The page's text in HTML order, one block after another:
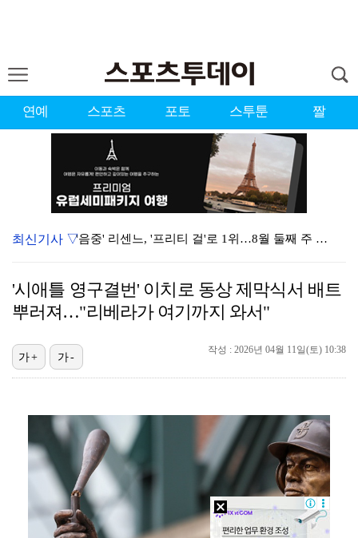
연예 스포츠 포토 스투툰 짤
'음중' 리센느, '프리티 걸'로 1위…8월 둘째 주 …
강채연, 제주삼다수 3R 선두 질주…서어진·장은수 1타…
아이들, '톰보이'까지 MV 4억뷰 돌파…통산 3번째 …
"큰 섭섭함 안겨 미안"…블랙핑크 지수, 10주년 잡음…
생애 첫 승 노리는 강채연·서어진·장은수, 제주삼다수 …
[ST포토] 정지효, 퍼터 확인
축구협회 성접대 파문에 더불어민주당 "타락한 뒷거래로 …
최신기사 ▽
'시애틀 영구결번' 이치로 동상 제막식서 배트
뿌러져…"리베라가 여기까지 와서"
작성 : 2026년 04월 11일(토) 10:38
가+ 가-